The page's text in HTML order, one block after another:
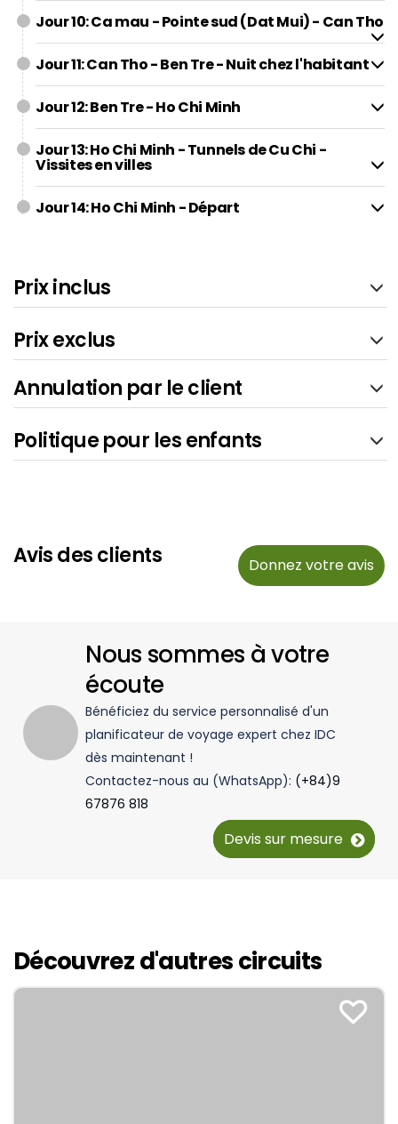
Jour 10: Ca mau - Pointe sud (Dat Mui) - Can Tho
Jour 11: Can Tho - Ben Tre - Nuit chez l'habitant
Jour 12: Ben Tre - Ho Chi Minh
Jour 13: Ho Chi Minh - Tunnels de Cu Chi -
Vissites en villes
Jour 14: Ho Chi Minh - Départ
Prix inclus
Prix exclus
Annulation par le client
Politique pour les enfants
Avis des clients Donnez votre avis
Nous sommes à votre
écoute
Bénéficiez du service personnalisé d'un
planificateur de voyage expert chez IDC
dès maintenant !
Contactez-nous au (WhatsApp): (+84)9
67876 818
Devis sur mesure
Découvrez d'autres circuits